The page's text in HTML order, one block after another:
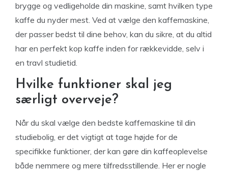
brygge og vedligeholde din maskine, samt hvilken type
kaffe du nyder mest. Ved at vælge den kaffemaskine,
der passer bedst til dine behov, kan du sikre, at du altid
har en perfekt kop kaffe inden for rækkevidde, selv i
en travl studietid.
Hvilke funktioner skal jeg
særligt overveje?
Når du skal vælge den bedste kaffemaskine til din
studiebolig, er det vigtigt at tage højde for de
specifikke funktioner, der kan gøre din kaffeoplevelse
både nemmere og mere tilfredsstillende. Her er nogle